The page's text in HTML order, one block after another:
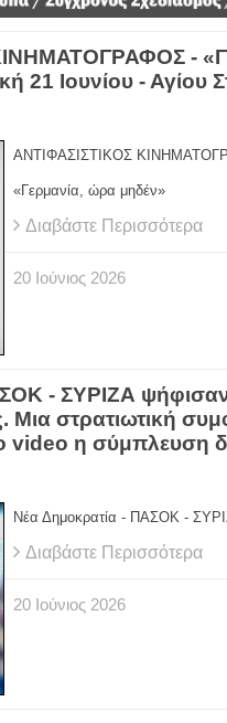
-
21 Ιουνίου - Αγίου
ΑΝΤΙΦΑΣΙΣΤΙΚΟΣ
«Γερμανία, ώρα μηδέν»
Διαβάστε Περισσότερα
20 Ιούνιος 2026
- ΣΥΡΙΖΑ ψήφισαν
στρατιωτική
η σύμπλευση
Νέα Δημοκρατία - ΠΑΣΟΚ -
Διαβάστε Περισσότερα
20 Ιούνιος 2026